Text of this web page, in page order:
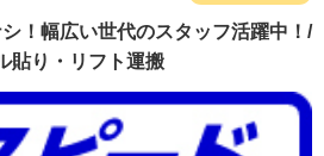
！幅広い世代のスタッフ活躍中！/
貼り・リフト運搬